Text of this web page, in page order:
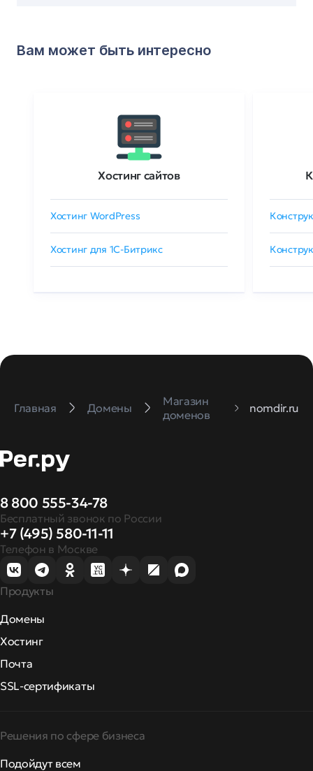
Вам может быть интересно
Хостинг сайтов
Хостинг WordPress
Хостинг для 1C-Битрикс
Главная Домены
Магазин
доменов
nomdir.ru
8 800 555-34-78
Бесплатный звонок по России
+7 (495) 580-11-11
Телефон в Москве
Продукты
Домены
Хостинг
Почта
SSL-сертификаты
Решения по сфере бизнеса
Подойдут всем